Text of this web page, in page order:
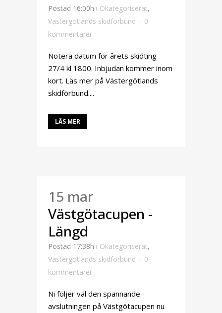
Postad 16:00h i Okategoriserat,
Västergötlands skidförbund
0
kommentarer
Notera datum för årets skidting
27/4 kl 1800. Inbjudan kommer inom
kort. Läs mer på Västergötlands
skidförbund....
LÄS MER
15 mar
Västgötacupen -
Längd
Postad 17:38h i Okategoriserat,
Västergötlands skidförbund
0
kommentarer
Ni följer väl den spännande
avslutningen på Västgötacupen nu